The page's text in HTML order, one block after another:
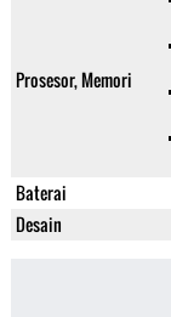
Prosesor, Memori
Baterai
Desain